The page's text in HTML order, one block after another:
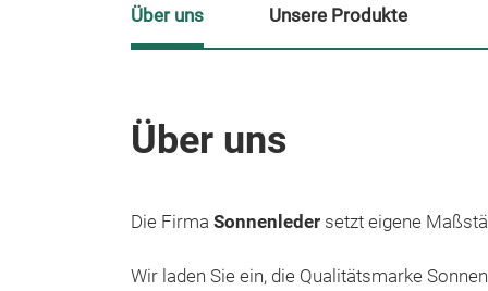
Über uns
Die Firma Sonnenleder setzt eigene
Wir laden Sie ein, die Qualitätsmarke
Über uns Unsere Produkte